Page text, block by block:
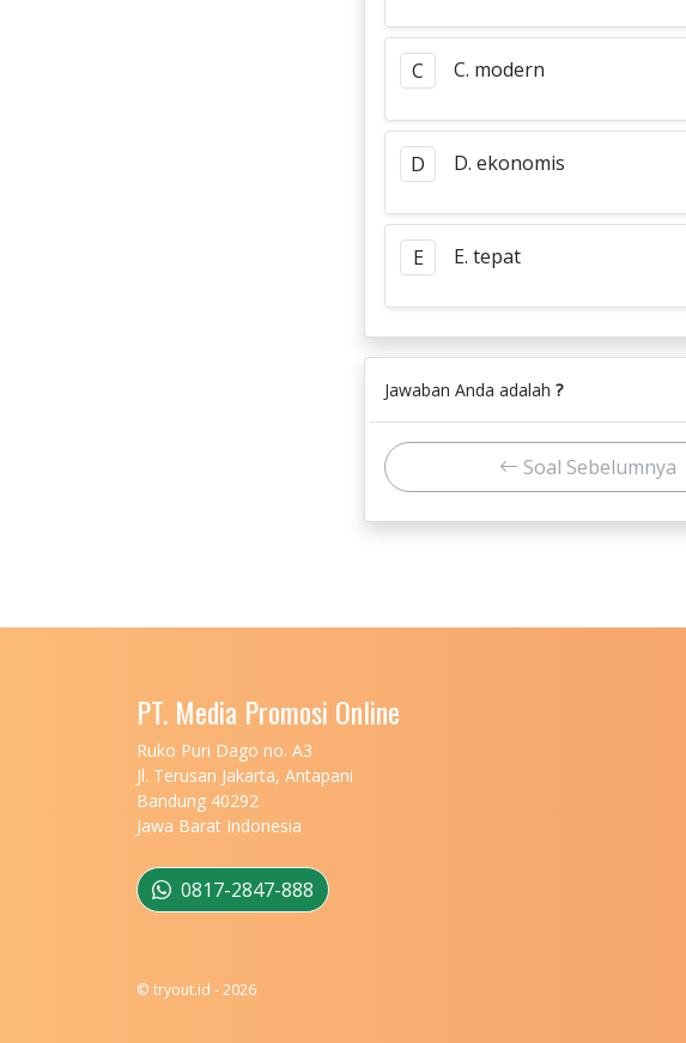
C C. modern
D D. ekonomis
E E. tepat
Jawaban Anda adalah ?
Soal Sebelumnya
PT. Media Promosi Online
Ruko Puri Dago no. A3
Jl. Terusan Jakarta, Antapani
Bandung 40292
Jawa Barat Indonesia
0817-2847-888
© tryout.id - 2026